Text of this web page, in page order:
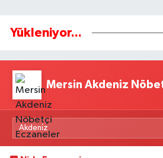
Yükleniyor...
Mersin Akdeniz